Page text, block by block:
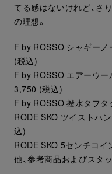
てる感はないけれど、さ
の理想。
F by ROSSO シャギー
(税込)
F by ROSSO エアーウ
3,750 (税込)
F by ROSSO 撥水タフ
RODE SKO ツイストハ
込)
RODE SKO 5センチコ
他、参考商品およびスタ